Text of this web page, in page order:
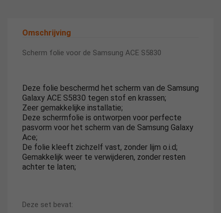
Omschrijving
Scherm folie voor de Samsung ACE S5830
Deze folie beschermd het scherm van de Samsung
Galaxy ACE S5830 tegen stof en krassen;
Zeer gemakkelijke installatie;
Deze schermfolie is ontworpen voor perfecte
pasvorm voor het scherm van de Samsung Galaxy
Ace;
De folie kleeft zichzelf vast, zonder lijm o.i.d;
Gemakkelijk weer te verwijderen, zonder resten
achter te laten;
Deze set bevat: